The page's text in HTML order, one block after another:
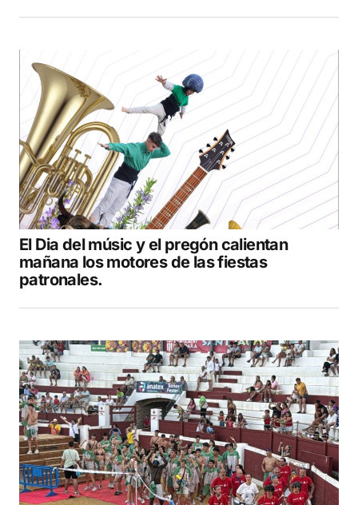
El Dia del músic y el pregón calientan
mañana los motores de las fiestas
patronales.